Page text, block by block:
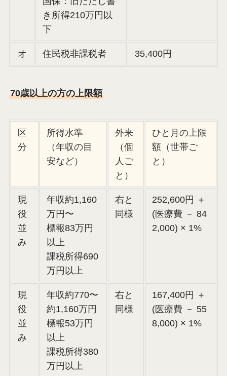
き所得210万円以
下
オ 住民税非課税者 35,400円
70歳以上の方の上限額
区
分
所得水準
（年収の目
安など）
外来
（個
人ご
と）
ひと月の上限
額（世帯ご
と）
現
役
並
み
年収約1,160
万円〜
標報83万円
以上
課税所得690
万円以上
右と
同様
252,600円 ＋
(医療費 － 84
2,000) × 1%
現
役
並
み
年収約770〜
約1,160万円
標報53万円
以上
課税所得380
万円以上
右と
同様
167,400円 ＋
(医療費 － 55
8,000) × 1%